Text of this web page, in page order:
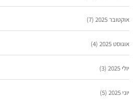
אוקטובר 2025 (7)
אוגוסט 2025 (4)
יולי 2025 (3)
יוני 2025 (5)